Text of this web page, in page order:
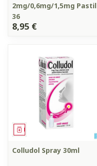
2mg/0,6mg/1,5mg Pastil
36
8,95 €
Médicament
Colludol Spray 30ml